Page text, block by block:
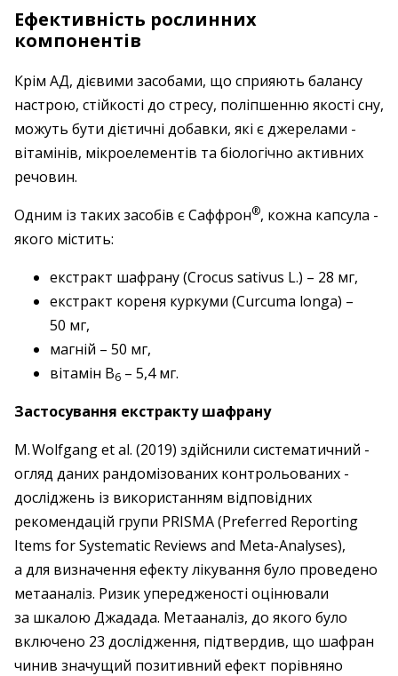
Ефективність рослинних
компонентів
Крім АД, дієвими засобами, що сприяють балансу
настрою, стійкості до стресу, поліпшенню якості сну,
­можуть бути дієтичні добавки, які є джерелами ­
вітамінів, мікроелементів та біологічно активних
речовин.
Одним із таких засобів є Саффрон®, кожна капсула ­
якого містить:
екстракт шафрану (Crocus sativus L.) – 28 мг,
екстракт кореня куркуми (Curcuma longa) –
50 мг,
магній – 50 мг,
вітамін В6 – 5,4 мг.
Застосування екстракту шафрану
M. Wolfgang et al. (2019) здійснили ­систематичний ­
огляд даних рандомізованих контрольованих ­
досліджень із використанням відповідних
рекомендацій групи PRISMA (Preferred Reporting
Items for Systematic Reviews and Meta-Analyses),
а для визначення ефекту ліку­вання було проведено
метааналіз. Ризик уперед­женості оцінювали
за шкалою Джадада. Метааналіз, до якого було
включено 23 дослідження, підтвердив, що шафран
чинив значущий позитивний ефект порівняно